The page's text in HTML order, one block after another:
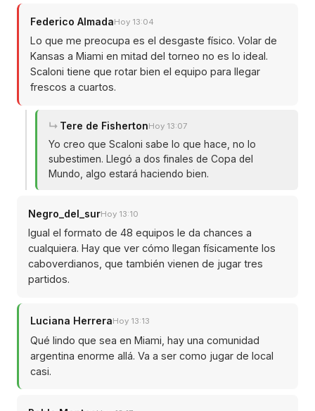
Federico AlmadaHoy 13:04
Lo que me preocupa es el desgaste físico. Volar de
Kansas a Miami en mitad del torneo no es lo ideal.
Scaloni tiene que rotar bien el equipo para llegar
frescos a cuartos.
Tere de FishertonHoy 13:07
Yo creo que Scaloni sabe lo que hace, no lo
subestimen. Llegó a dos finales de Copa del
Mundo, algo estará haciendo bien.
Negro_del_surHoy 13:10
Igual el formato de 48 equipos le da chances a
cualquiera. Hay que ver cómo llegan físicamente los
caboverdianos, que también vienen de jugar tres
partidos.
Luciana HerreraHoy 13:13
Qué lindo que sea en Miami, hay una comunidad
argentina enorme allá. Va a ser como jugar de local
casi.